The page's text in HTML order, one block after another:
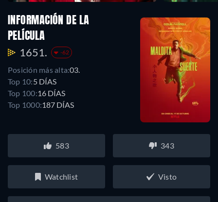
INFORMACIÓN DE LA
PELÍCULA
1651. -62
Posición más alta:03.
Top 10:5 DÍAS
Top 100:16 DÍAS
Top 1000:187 DÍAS
583 343
Watchlist Visto